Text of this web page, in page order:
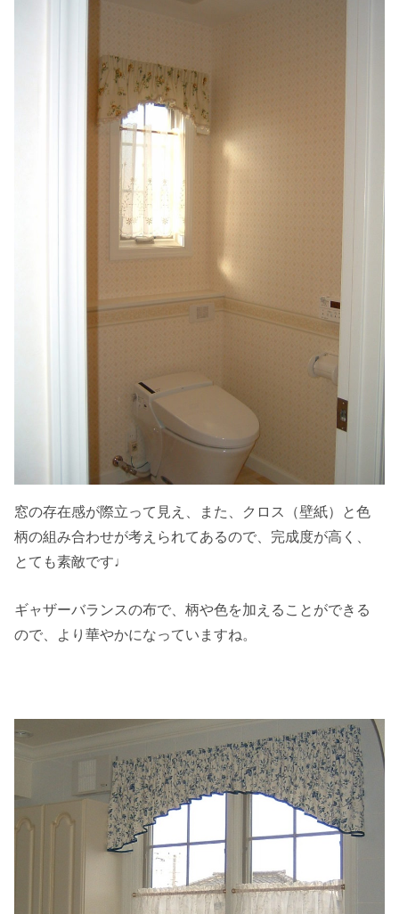
窓の存在感が際立って見え、また、クロス（壁紙）と色
柄の組み合わせが考えられてあるので、完成度が高く、
とても素敵です♩
ギャザーバランスの布で、柄や色を加えることができる
ので、より華やかになっていますね。